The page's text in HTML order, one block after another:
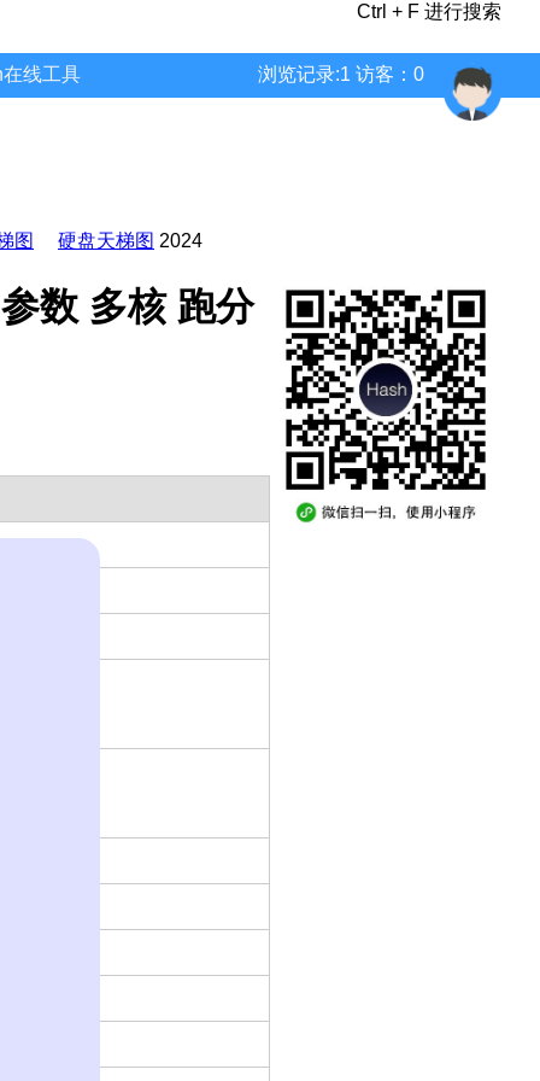
Ctrl + F 进行搜索
线工具 浏览记录:1 访客：0
图 硬盘天梯图 2024
数 多核 跑分